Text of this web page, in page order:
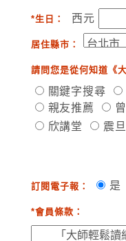
*生日： 西元
居住縣市：
請問您是從何知道《
關鍵字搜尋
親友推薦
欣講堂
震
訂閱電子報：
*會員條款：